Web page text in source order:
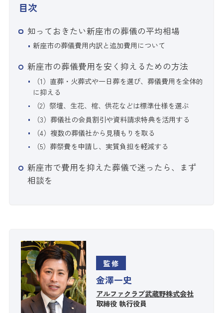
目次
知っておきたい新座市の葬儀の平均相場
新座市の葬儀費用内訳と追加費用について
新座市の葬儀費用を安く抑えるための方法
（1）直葬・火葬式や一日葬を選び、葬儀費用を全体的
に抑える
（2）祭壇、生花、棺、供花などは標準仕様を選ぶ
（3）葬儀社の会員割引や資料請求特典を活用する
（4）複数の葬儀社から見積もりを取る
（5）葬祭費を申請し、実質負担を軽減する
新座市で費用を抑えた葬儀で迷ったら、まず
相談を
監修
金澤一史
アルファクラブ武蔵野株式会社
取締役 執行役員